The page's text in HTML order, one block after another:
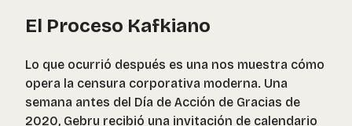
El Proceso Kafkiano
Lo que ocurrió después es una nos muestra cómo
opera la censura corporativa moderna. Una
semana antes del Día de Acción de Gracias de
2020, Gebru recibió una invitación de calendario